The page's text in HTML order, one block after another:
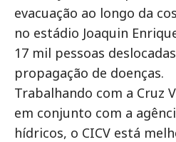
evacuação ao longo da
no estádio Joaquin
17 mil pessoas
propagação de doenças.
Trabalhando com a Cruz
em conjunto com a
hídricos, o CICV está